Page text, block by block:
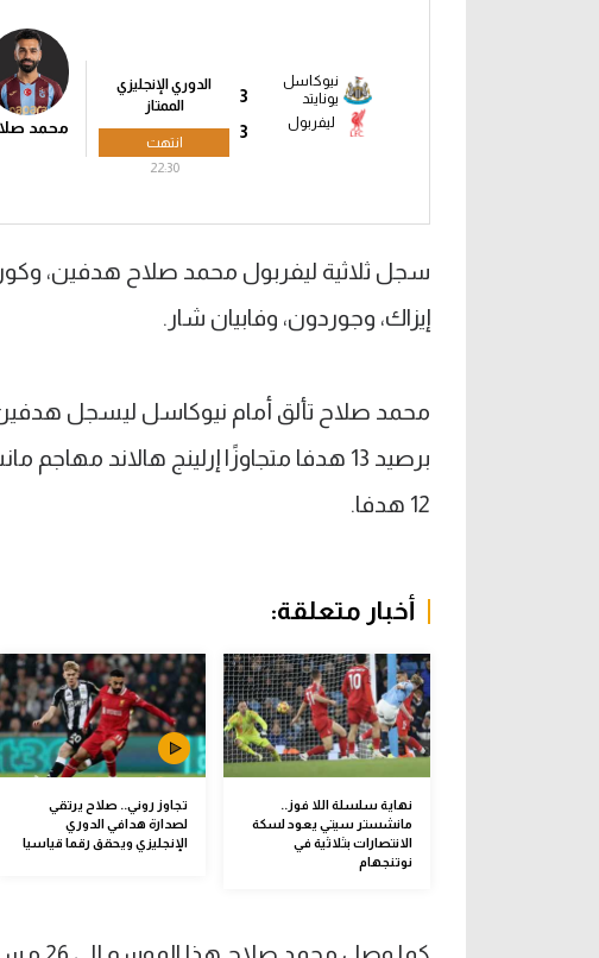
3
نيوكاسل
يونايتد
3
ليفربول
الدوري الإنجليزي
الممتاز
انتهت
22:30
محمد
سجل ثلاثية ليفربول محمد صلاح هدفين،
إيزاك، وجوردون، وفابيان شار.
محمد صلاح تألق أمام نيوكاسل ليسجل هدفين
برصيد 13 هدفا متجاوزًا إرلينج هالاند
12 هدفا.
أخبار متعلقة:
نهاية سلسلة اللا فوز..
مانشستر سيتي يعود لسكة
الانتصارات بثلاثية في
نوتنجهام
تجاوز روني.. صلاح يرتقي
لصدارة هدافي الدوري
الإنجليزي ويحقق رقما قياسيا